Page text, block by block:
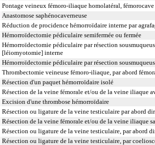
Pontage veineux fémoro-iliaque homolatéral,
Anastomose saphénocaverneuse
Réduction de procidence hémorroïdaire interne par
Hémorroïdectomie pédiculaire semifermée ou fermée
Hémorroïdectomie pédiculaire par résection
[léiomyotomie] interne
Hémorroïdectomie pédiculaire par résection
Thrombectomie veineuse fémoro-iliaque, par abord
Résection d'un paquet hémorroïdaire isolé
Résection de la veine fémorale et/ou de la veine iliaque
Excision d'une thrombose hémorroïdaire
Résection ou ligature de la veine testiculaire par abord
Résection de la veine fémorale et/ou de la veine iliaque
Résection ou ligature de la veine testiculaire, par abord
Résection ou ligature de la veine testiculaire, par